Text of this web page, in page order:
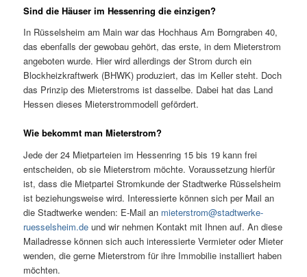
Sind die Häuser im Hessenring die einzigen?
In Rüsselsheim am Main war das Hochhaus Am Borngraben 40,
das ebenfalls der gewobau gehört, das erste, in dem Mieterstrom
angeboten wurde. Hier wird allerdings der Strom durch ein
Blockheizkraftwerk (BHWK) produziert, das im Keller steht. Doch
das Prinzip des Mieterstroms ist dasselbe. Dabei hat das Land
Hessen dieses Mieterstrommodell gefördert.
Wie bekommt man Mieterstrom?
Jede der 24 Mietparteien im Hessenring 15 bis 19 kann frei
entscheiden, ob sie Mieterstrom möchte. Voraussetzung hierfür
ist, dass die Mietpartei Stromkunde der Stadtwerke Rüsselsheim
ist beziehungsweise wird. Interessierte können sich per Mail an
die Stadtwerke wenden: E-Mail an mieterstrom@stadtwerke-
ruesselsheim.de und wir nehmen Kontakt mit Ihnen auf. An diese
Mailadresse können sich auch interessierte Vermieter oder Mieter
wenden, die gerne Mieterstrom für ihre Immobilie installiert haben
möchten.